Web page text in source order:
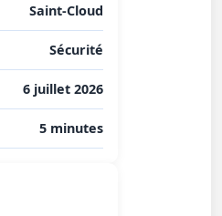
Saint-Cloud
Sécurité
6 juillet 2026
5 minutes